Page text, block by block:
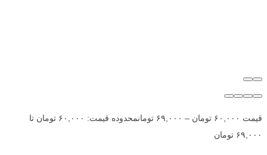
قیمت ۶۰,۰۰۰ تومان – ۶۹,۰۰۰ تومان
محدوده قیمت: ۶۰,۰۰۰ تومان تا
۶۹,۰۰۰ تومان